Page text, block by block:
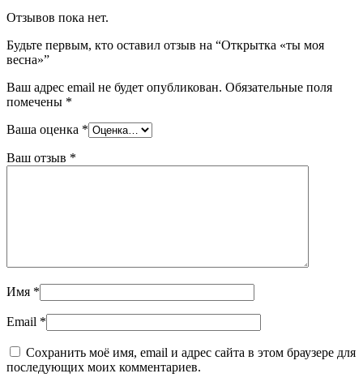
Отзывов пока нет.
Будьте первым, кто оставил отзыв на “Открытка «ты моя
весна»”
Ваш адрес email не будет опубликован. Обязательные поля
помечены *
Ваша оценка *
Ваш отзыв *
Имя *
Email *
Сохранить моё имя, email и адрес сайта в этом браузере для
последующих моих комментариев.